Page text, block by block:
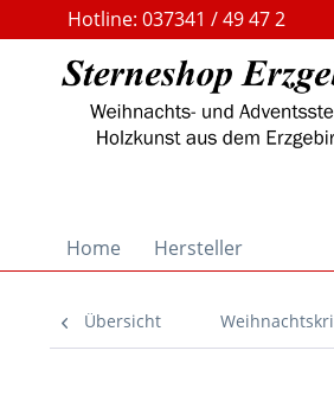
Hotline: 037341 / 49 47 2
Home
Hersteller
Übersicht